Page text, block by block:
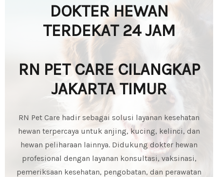
DOKTER HEWAN
TERDEKAT 24 JAM
RN PET CARE CILANGKAP
JAKARTA TIMUR
RN Pet Care hadir sebagai solusi layanan kesehatan
hewan terpercaya untuk anjing, kucing, kelinci, dan
hewan peliharaan lainnya. Didukung dokter hewan
profesional dengan layanan konsultasi, vaksinasi,
pemeriksaan kesehatan, pengobatan, dan perawatan